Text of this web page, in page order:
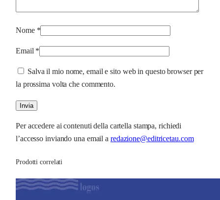
Nome *
Email *
Salva il mio nome, email e sito web in questo browser per
la prossima volta che commento.
Per accedere ai contenuti della cartella stampa, richiedi
l’accesso inviando una email a redazione@editricetau.com
Prodotti correlati